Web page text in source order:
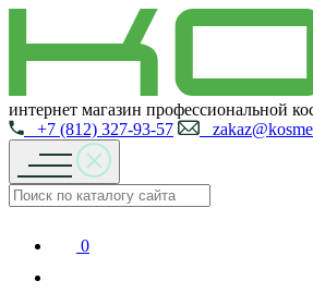
интернет магазин профессиональной
+7 (812) 327-93-57
0